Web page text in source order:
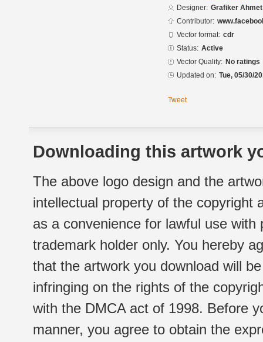
Designer: Grafiker
Contributor:
Vector format: cdr
Status: Active
Vector Quality: No ratings
Updated on: Tue, 05/30/
Tweet
Downloading this artwork
The above logo design and the
intellectual property of the copyright
as a convenience for lawful use
trademark holder only. You hereby
that the artwork you download will
infringing on the rights of the
with the DMCA act of 1998. Before
manner, you agree to obtain the